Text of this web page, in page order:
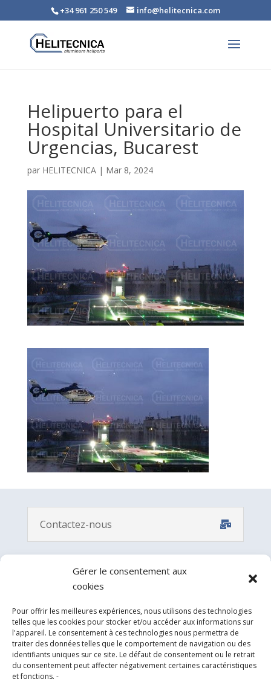
Gérer le consentement aux
cookies
Pour offrir les meilleures expériences, nous utilisons des technologies
telles que les cookies pour stocker et/ou accéder aux informations sur
l'appareil. Le consentement à ces technologies nous permettra de
traiter des données telles que le comportement de navigation ou des
identifiants uniques sur ce site. Le défaut de consentement ou le retrait
du consentement peut affecter négativement certaines caractéristiques
et fonctions. -
+34 961 250 549 info@helitecnica.com
Helipuerto para el
Hospital Universitario de
Urgencias, Bucarest
par HELITECNICA| Mar 8, 2024
Contactez-nous
Experts en conception, fabrication et fourniture